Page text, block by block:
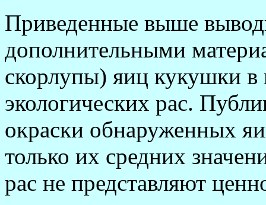
Приведенные выше
дополнительными
скорлупы) яиц кукушки в
экологических рас.
окраски обнаруженных
только их средних
рас не представляют